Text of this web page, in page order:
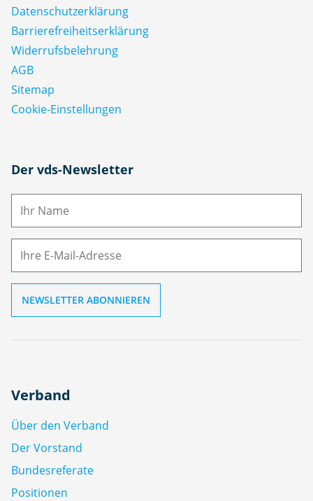
Datenschutz­erklärung
Barrierefreiheitserklärung
Widerrufsbelehrung
AGB
Sitemap
Cookie-Einstellungen
Der vds-Newsletter
N
M
Verband
Über den Verband
Der Vorstand
Bundesreferate
Positionen